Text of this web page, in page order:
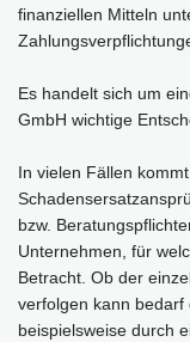
finanziellen Mitteln
Es handelt sich um
GmbH wichtige
In vielen Fällen
bzw.
Unternehmen, für
Betracht. Ob der
verfolgen kann bedarf
beispielsweise durch